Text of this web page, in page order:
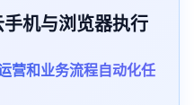
机与浏览器执行
营和业务流程自动化任